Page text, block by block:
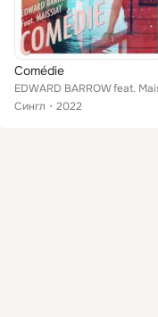
Comédie
Сингл
2022